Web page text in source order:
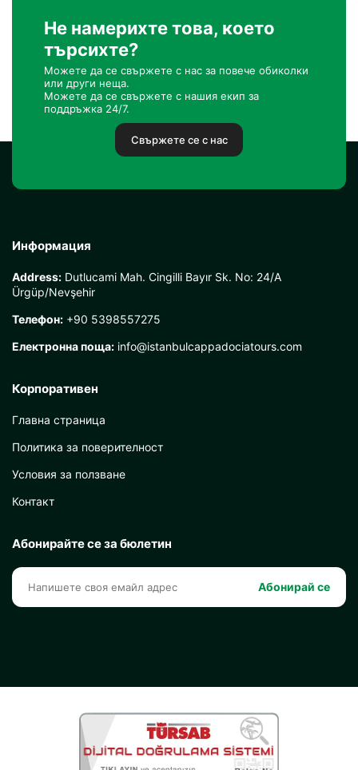
Не намерихте това, което
търсихте?
Можете да се свържете с нас за повече обиколки
или други неща.
Можете да се свържете с нашия екип за
поддръжка 24/7.
Свържете се с нас
Информация
Address: Dutlucami Mah. Cingilli Bayır Sk. No: 24/A
Ürgüp/Nevşehir
Телефон: +90 5398557275
Електронна поща: info@istanbulcappadociatours.com
Корпоративен
Главна страница
Политика за поверителност
Условия за ползване
Контакт
Абонирайте се за бюлетин
Абонирай се